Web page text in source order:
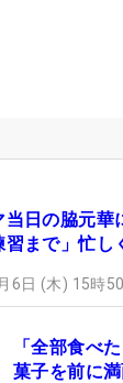
当日の脇元華
習まで」忙
6日 (木) 15時
「全部食べ
菓子を前に